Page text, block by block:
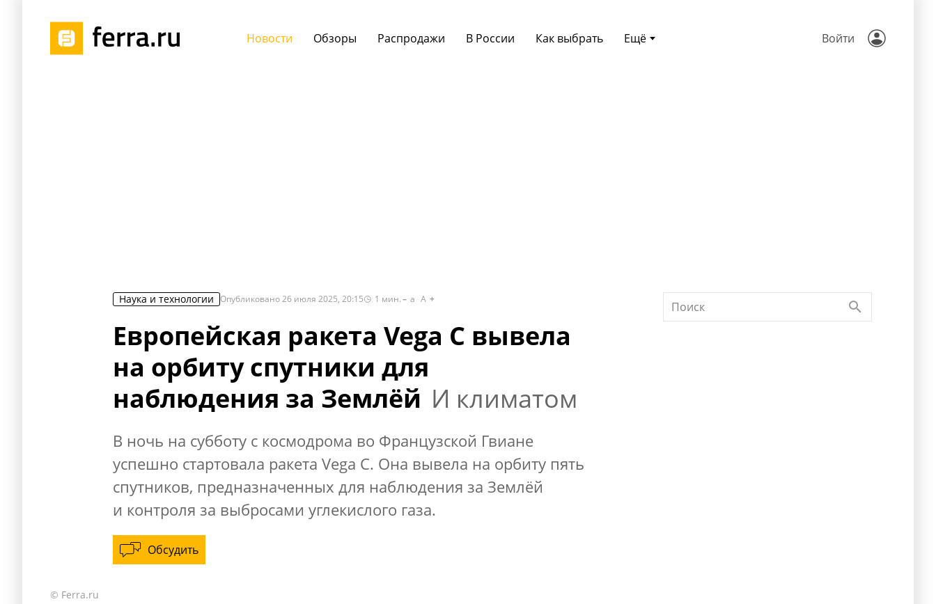
Ещё
Новости Обзоры Распродажи В России Как выбрать Войти
Наука и технологии Опубликовано26 июля 2025, 20:15 1 мин. a A
Европейская ракета Vega C вывела
на орбиту спутники для
наблюдения за Землёй И климатом
В ночь на субботу с космодрома во Французской Гвиане
успешно стартовала ракета Vega C. Она вывела на орбиту пять
спутников, предназначенных для наблюдения за Землёй
и контроля за выбросами углекислого газа.
Обсудить
© Ferra.ru